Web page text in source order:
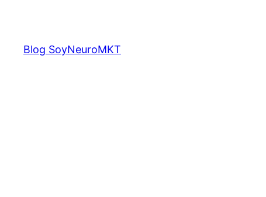
contenido
Blog SoyNeuroMKT